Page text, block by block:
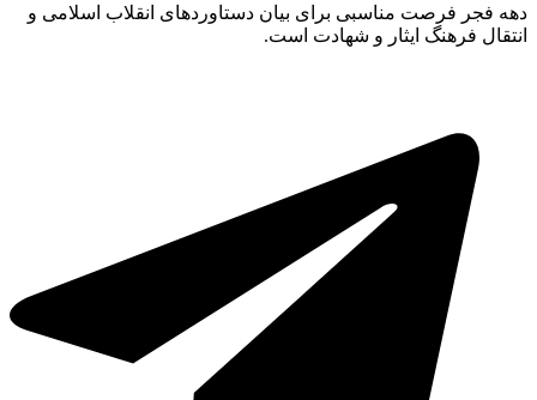
دهه فجر فرصت مناسبی برای بیان دستاورد‌های انقلاب اسلامی و
انتقال فرهنگ ایثار و شهادت است.